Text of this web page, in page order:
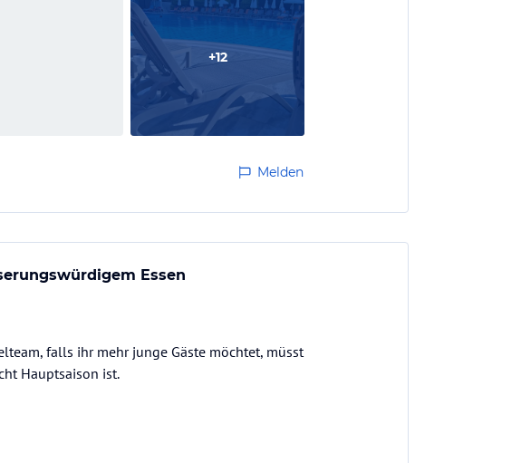
+12
Melden
Essen
falls ihr mehr junge Gäste möchtet, müsst
Hauptsaison ist.